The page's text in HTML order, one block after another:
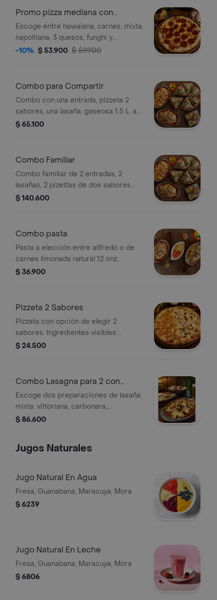
Promo pizza mediana con
gaseosa
Escoge entre hawaiana, carnes, mixta,
napolitana, 3 quesos, funghi y
agridulce.
-10% $ 53.900 $ 59.900
Combo para Compartir
Combo con una entrada, pizzeta 2
sabores, una lasaña, gaseosa 1.5 L. a
elección
$ 65.100
Combo Familiar
Combo familiar de 2 entradas, 2
lasañas, 2 pizettas de dos sabores
cada una y gaseosa de 1,5 L a
$ 140.600
Combo pasta
Pasta a elección entre allfredo o de
carnes limonada natural 12 onz.
$ 36.900
Pizzeta 2 Sabores
Pizzeta con opción de elegir 2
sabores. Ingredientes visibles:
champiñones, espinaca, queso y
$ 24.500
Combo Lasagna para 2 con
Heineken
Escoge dos preparaciones de lasaña:
mixta. vittoriana, carbonara,
vegetariana, sicicliana, o marinera
$ 86.600
Jugos Naturales
Jugo Natural En Agua
Fresa, Guanabana, Maracuya, Mora
$ 6239
Jugo Natural En Leche
Fresa, Guanabana, Maracuya, Mora
$ 6806